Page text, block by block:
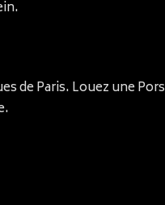
de Paris. Louez une